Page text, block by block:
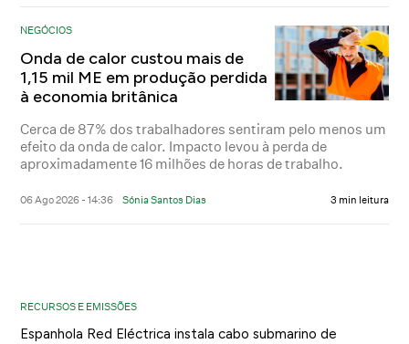
NEGÓCIOS
Onda de calor custou mais de
1,15 mil ME em produção perdida
à economia britânica
Cerca de 87% dos trabalhadores sentiram pelo menos um
efeito da onda de calor. Impacto levou à perda de
aproximadamente 16 milhões de horas de trabalho.
06 Ago 2026 - 14:36 Sónia Santos Dias 3 min leitura
RECURSOS E EMISSÕES
Espanhola Red Eléctrica instala cabo submarino de